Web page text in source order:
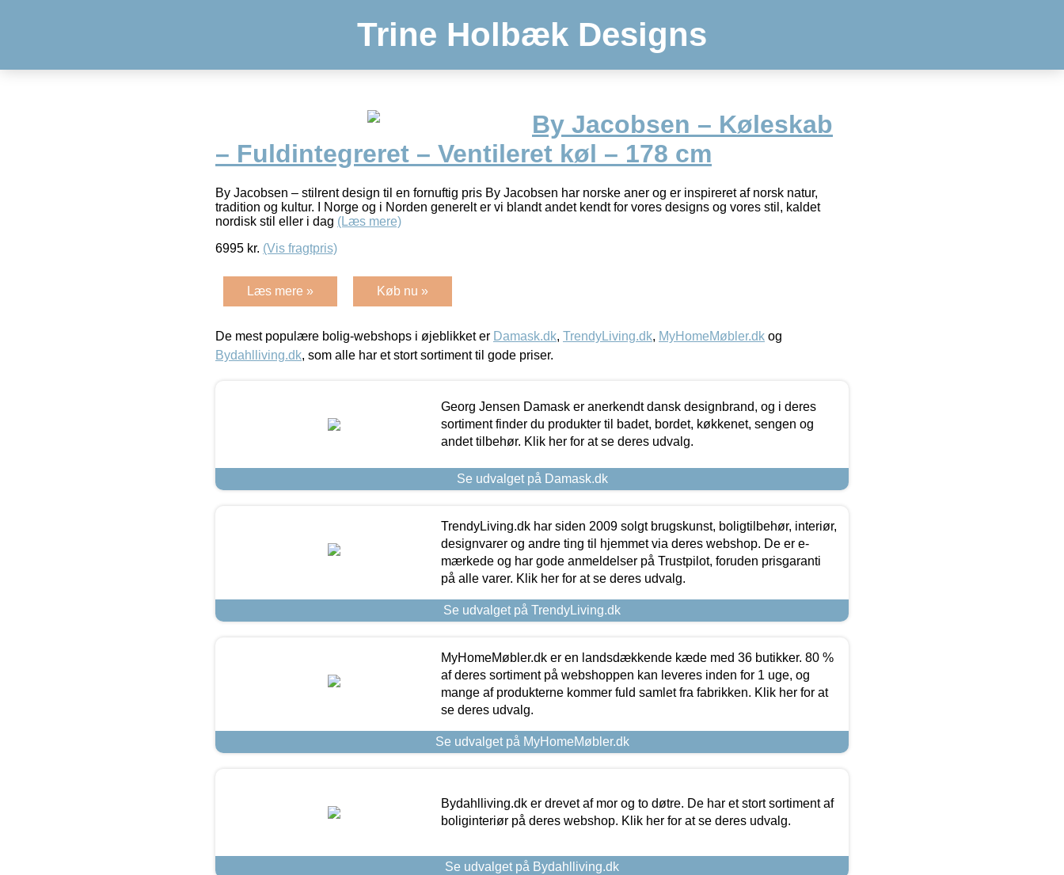
Trine Holbæk Designs
By Jacobsen – Køleskab
– Fuldintegreret – Ventileret køl – 178 cm
By Jacobsen – stilrent design til en fornuftig pris By Jacobsen har norske aner og er inspireret af norsk natur,
tradition og kultur. I Norge og i Norden generelt er vi blandt andet kendt for vores designs og vores stil, kaldet
nordisk stil eller i dag (Læs mere)
6995 kr. (Vis fragtpris)
Læs mere » Køb nu »
De mest populære bolig-webshops i øjeblikket er Damask.dk, TrendyLiving.dk, MyHomeMøbler.dk og
Bydahlliving.dk, som alle har et stort sortiment til gode priser.
Georg Jensen Damask er anerkendt dansk designbrand, og i deres
sortiment finder du produkter til badet, bordet, køkkenet, sengen og
andet tilbehør. Klik her for at se deres udvalg.
Se udvalget på Damask.dk
TrendyLiving.dk har siden 2009 solgt brugskunst, boligtilbehør, interiør,
designvarer og andre ting til hjemmet via deres webshop. De er e-
mærkede og har gode anmeldelser på Trustpilot, foruden prisgaranti
på alle varer. Klik her for at se deres udvalg.
Se udvalget på TrendyLiving.dk
MyHomeMøbler.dk er en landsdækkende kæde med 36 butikker. 80 %
af deres sortiment på webshoppen kan leveres inden for 1 uge, og
mange af produkterne kommer fuld samlet fra fabrikken. Klik her for at
se deres udvalg.
Se udvalget på MyHomeMøbler.dk
Bydahlliving.dk er drevet af mor og to døtre. De har et stort sortiment af
boliginteriør på deres webshop. Klik her for at se deres udvalg.
Se udvalget på Bydahlliving.dk